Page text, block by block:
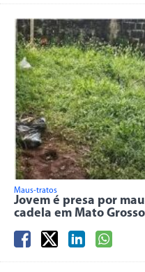
Maus-tratos
Jovem é presa por
cadela em Mato